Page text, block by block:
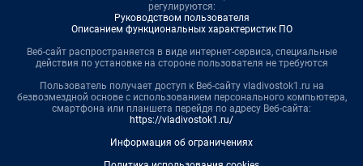
регулируются:
Руководством пользователя
Описанием функциональных характеристик ПО
Веб-сайт распространяется в виде интернет-сервиса, специальные
действия по установке на стороне пользователя не требуются
Пользователь получает доступ к Веб-сайту vladivostok1.ru на
безвозмездной основе с использованием персонального компьютера,
смартфона или планшета перейдя по адресу Веб-сайта:
https://vladivostok1.ru/
Информация об ограничениях